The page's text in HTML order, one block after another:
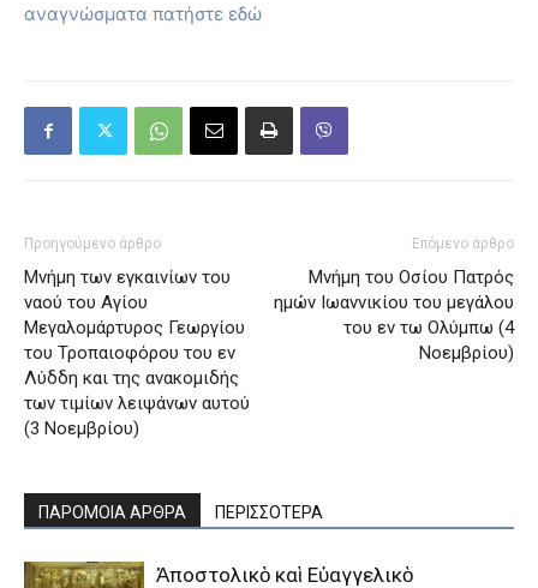
αναγνώσματα πατήστε εδώ
Προηγούμενο άρθρο
Μνήμη των εγκαινίων του
ναού του Αγίου
Μεγαλομάρτυρος Γεωργίου
του Τροπαιοφόρου του εν
Λύδδη και της ανακομιδής
των τιμίων λειψάνων αυτού
(3 Νοεμβρίου)
Επόμενο άρθρο
Μνήμη του Oσίου Πατρός
ημών Iωαννικίου του μεγάλου
του εν τω Oλύμπω (4
Νοεμβρίου)
ΠΑΡΟΜΟΙΑ ΑΡΘΡΑ ΠΕΡΙΣΣΟΤΕΡΑ
Ἀποστολικὸ καὶ Εὐαγγελικὸ